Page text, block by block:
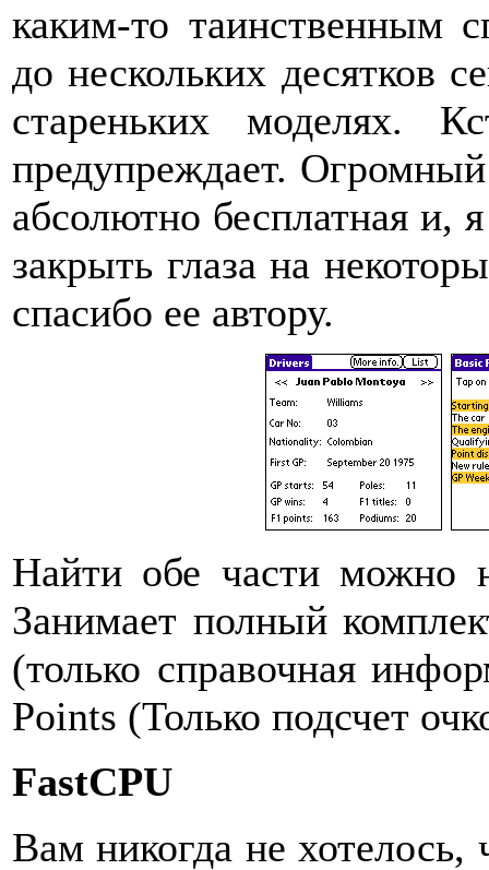
каким-то таинственным
до нескольких десятков
стареньких моделях.
предупреждает.
абсолютно бесплатная и,
закрыть глаза на
спасибо ее автору.
Найти обе части можно
Занимает полный
(только справочная
Points (Только подсчет
FastCPU
Вам никогда не